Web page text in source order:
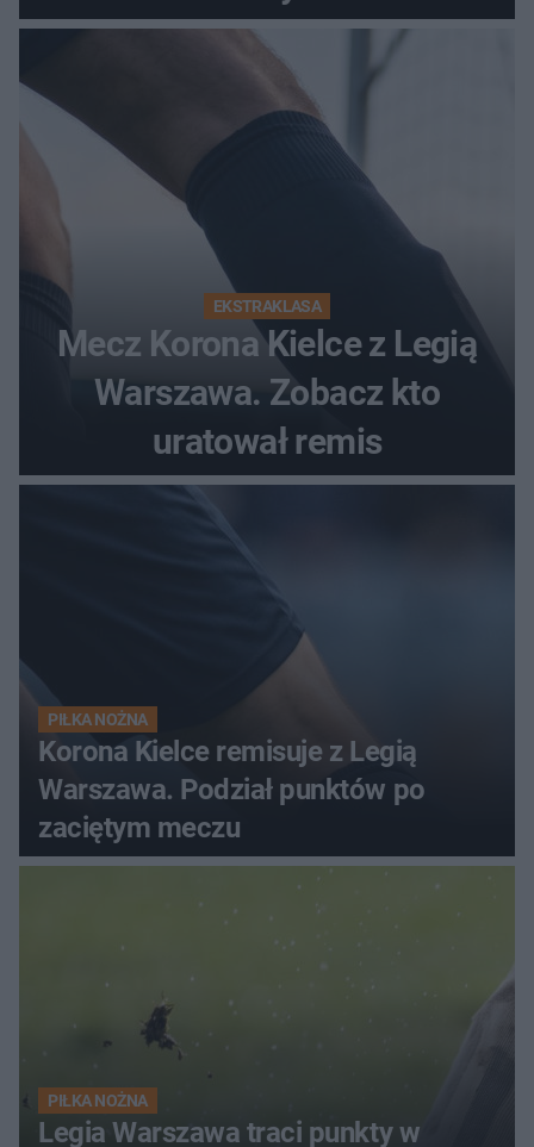
EKSTRAKLASA
Mecz Korona Kielce z Legią
Warszawa. Zobacz kto
uratował remis
PIŁKA NOŻNA
Korona Kielce remisuje z Legią
Warszawa. Podział punktów po
zaciętym meczu
PIŁKA NOŻNA
Legia Warszawa traci punkty w